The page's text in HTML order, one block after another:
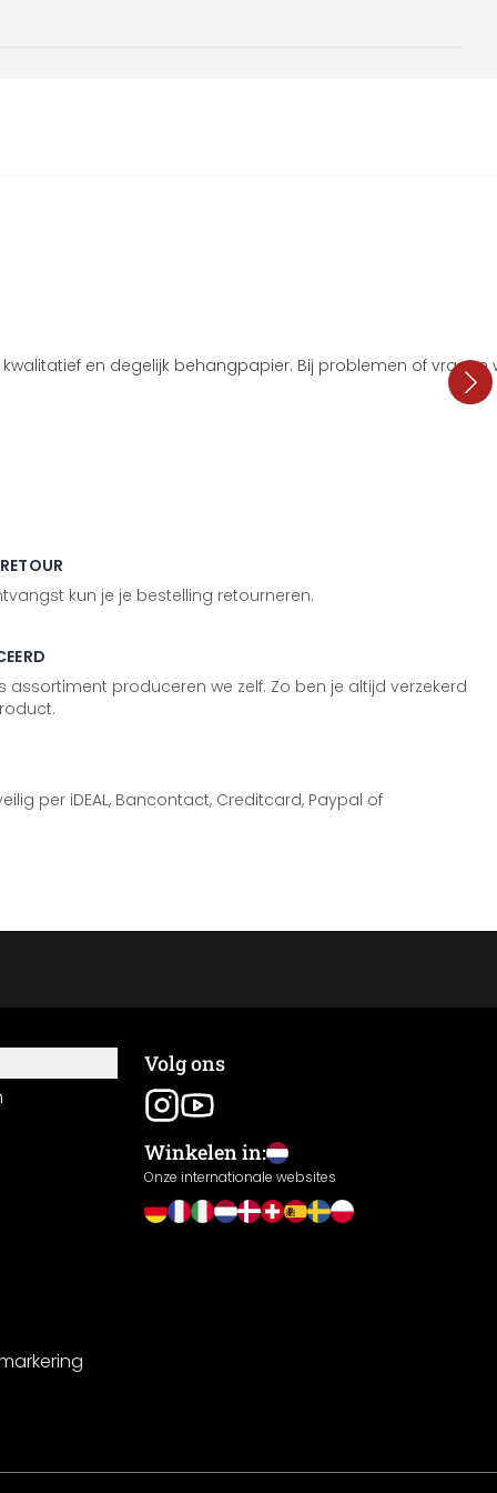
kwalitatief en degelijk behangpapier. Bij problemen of
kun je je bestelling retourneren.
assortiment produceren we zelf. Zo ben je altijd verzekerd
per iDEAL, Bancontact, Creditcard, Paypal of
Volg ons
Winkelen in:
Onze internationale websites